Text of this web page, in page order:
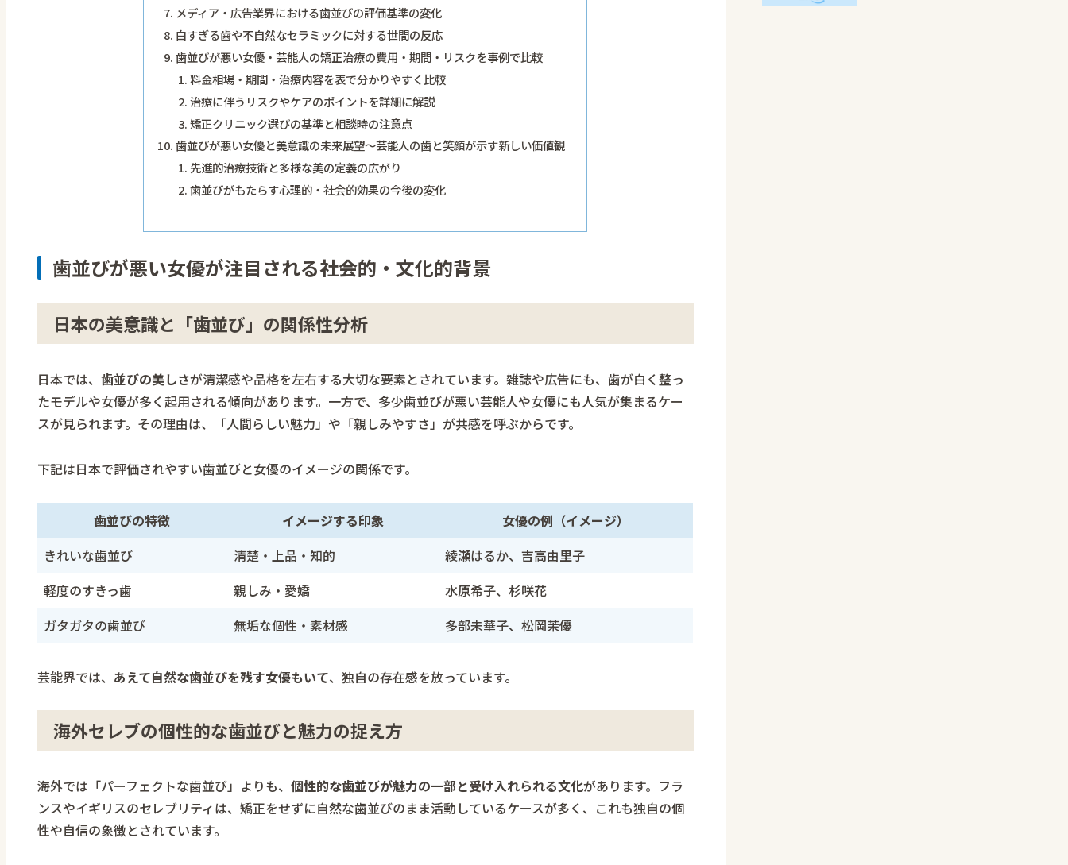
メディア・広告業界における歯並びの評価基準の変化
白すぎる歯や不自然なセラミックに対する世間の反応
歯並びが悪い女優・芸能人の矯正治療の費用・期間・リスクを事例で比較
料金相場・期間・治療内容を表で分かりやすく比較
治療に伴うリスクやケアのポイントを詳細に解説
矯正クリニック選びの基準と相談時の注意点
歯並びが悪い女優と美意識の未来展望〜芸能人の歯と笑顔が示す新しい価値観
先進的治療技術と多様な美の定義の広がり
歯並びがもたらす心理的・社会的効果の今後の変化
歯並びが悪い女優が注目される社会的・文化的背景
日本の美意識と「歯並び」の関係性分析
日本では、 歯並びの美しさが清潔感や品格を左右する大切な要素とされています。雑誌や広告にも、歯が白く整っ
たモデルや女優が多く起用される傾向があります。一方で、多少歯並びが悪い芸能人や女優にも人気が集まるケー
スが見られます。その理由は、「人間らしい魅力」や「親しみやすさ」が共感を呼ぶからです。
下記は日本で評価されやすい歯並びと女優のイメージの関係です。
歯並びの特徴 イメージする印象
女優の例（イメージ）
きれいな歯並び
清楚・上品・知的
綾瀬はるか、吉高由里子
軽度のすきっ歯
親しみ・愛嬌
水原希子、杉咲花
ガタガタの歯並び
無垢な個性・素材感 多部未華子、松岡茉優
芸能界では、 あえて自然な歯並びを残す女優もいて、独自の存在感を放っています。
海外セレブの個性的な歯並びと魅力の捉え方
海外では「パーフェクトな歯並び」よりも、 個性的な歯並びが魅力の一部と受け入れられる文化があります。フラ
ンスやイギリスのセレブリティは、矯正をせずに自然な歯並びのまま活動しているケースが多く、これも独自の個
性や自信の象徴とされています。